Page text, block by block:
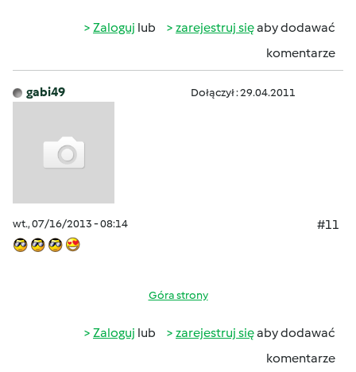
Zaloguj lub zarejestruj sięaby dodawać
komentarze
gabi49 Dołączył : 29.04.2011
wt., 07/16/2013 - 08:14 #11
Góra strony
Zaloguj lub zarejestruj sięaby dodawać
komentarze